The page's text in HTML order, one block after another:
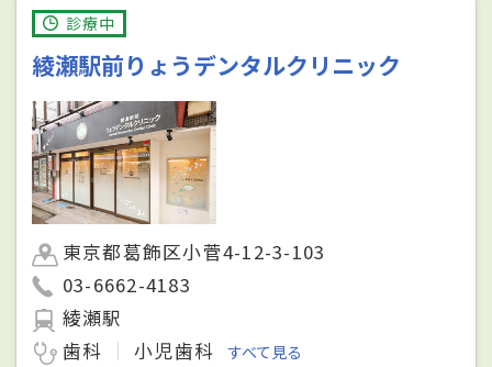
診療中
綾瀬駅前りょうデンタルクリニック
東京都葛飾区小菅4-12-3-103
03-6662-4183
綾瀬駅
歯科
小児歯科 すべて見る